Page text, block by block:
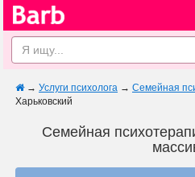
→ Услуги психолога → Семейная
Харьковский
Семейная